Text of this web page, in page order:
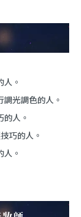
。
光調色的人。
人。
巧的人。
。